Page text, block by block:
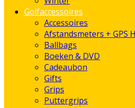
Golfaccessoires
Accessoires
Afstandsmeters + GPS
Ballbags
Boeken & DVD
Cadeaubon
Gifts
Grips
Puttergrips